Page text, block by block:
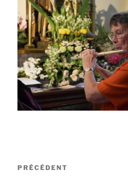
Navigation
Article
PRÉCÉDENT